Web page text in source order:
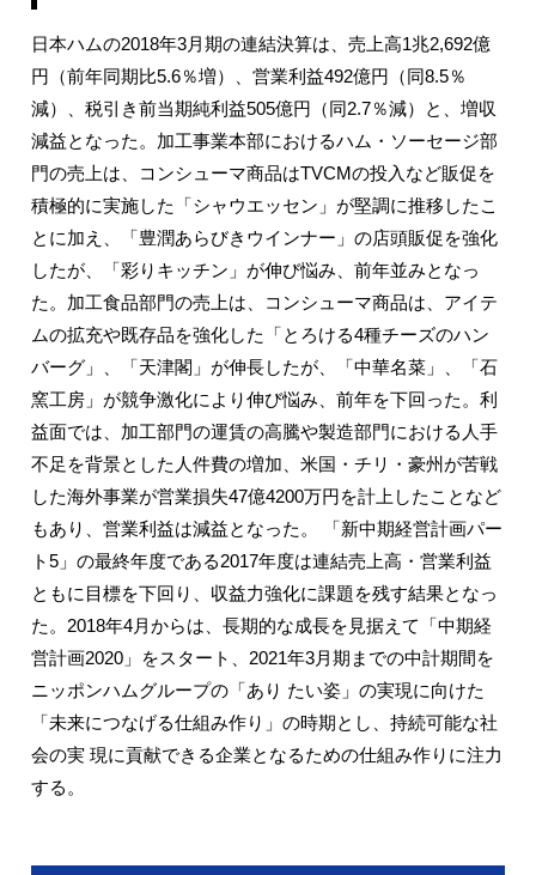
日本ハムの2018年3月期の連結決算は、売上高1兆2,692億
円（前年同期比5.6％増）、営業利益492億円（同8.5％
減）、税引き前当期純利益505億円（同2.7％減）と、増収
減益となった。加工事業本部におけるハム・ソーセージ部
門の売上は、コンシューマ商品はTVCMの投入など販促を
積極的に実施した「シャウエッセン」が堅調に推移したこ
とに加え、「豊潤あらびきウインナー」の店頭販促を強化
したが、「彩りキッチン」が伸び悩み、前年並みとなっ
た。加工食品部門の売上は、コンシューマ商品は、アイテ
ムの拡充や既存品を強化した「とろける4種チーズのハン
バーグ」、「天津閣」が伸長したが、「中華名菜」、「石
窯工房」が競争激化により伸び悩み、前年を下回った。利
益面では、加工部門の運賃の高騰や製造部門における人手
不足を背景とした人件費の増加、米国・チリ・豪州が苦戦
した海外事業が営業損失47億4200万円を計上したことなど
もあり、営業利益は減益となった。 「新中期経営計画パー
ト5」の最終年度である2017年度は連結売上高・営業利益
ともに目標を下回り、収益力強化に課題を残す結果となっ
た。2018年4月からは、長期的な成長を見据えて「中期経
営計画2020」をスタート、2021年3月期までの中計期間を
ニッポンハムグループの「あり たい姿」の実現に向けた
「未来につなげる仕組み作り」の時期とし、持続可能な社
会の実 現に貢献できる企業となるための仕組み作りに注力
する。